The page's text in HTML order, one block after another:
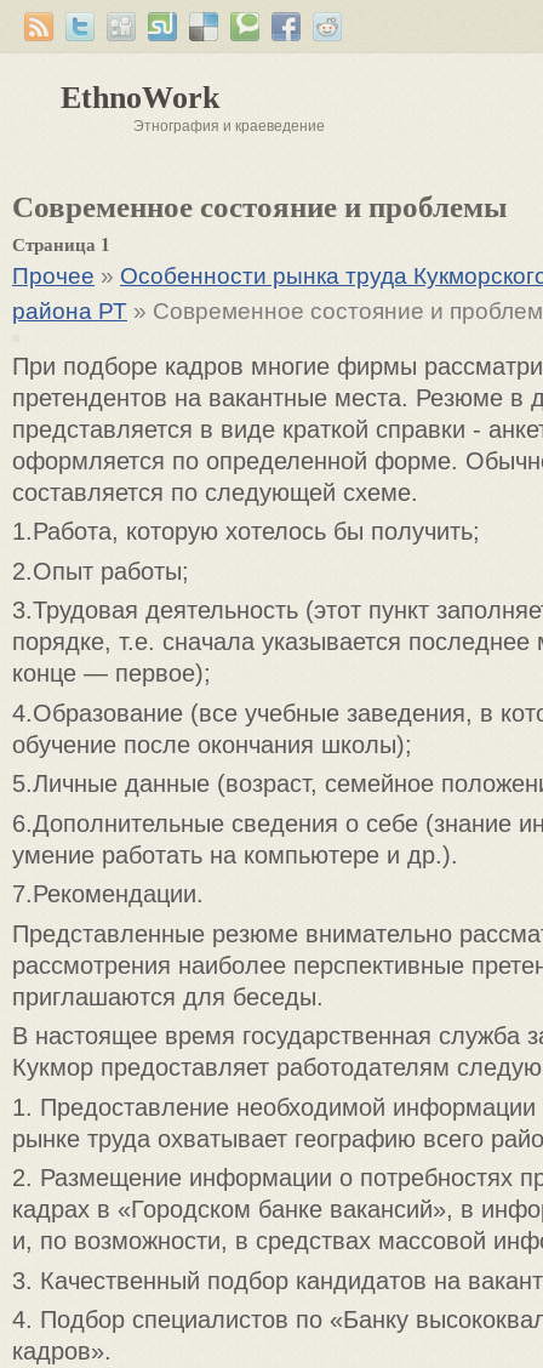
EthnoWork
Этнография и краеведение
Современное состояние и проблемы
Страница 1
Прочее » Особенности рынка труда
района РТ » Современное состояние и
При подборе кадров многие фирмы
претендентов на вакантные места. Резюме в
представляется в виде краткой справки -
оформляется по определенной форме.
составляется по следующей схеме.
1.Работа, которую хотелось бы получить;
2.Опыт работы;
3.Трудовая деятельность (этот пункт
порядке, т.е. сначала указывается
конце — первое);
4.Образование (все учебные заведения, в
обучение после окончания школы);
5.Личные данные (возраст, семейное
6.Дополнительные сведения о себе (знание
умение работать на компьютере и др.).
7.Рекомендации.
Представленные резюме внимательно
рассмотрения наиболее перспективные
приглашаются для беседы.
В настоящее время государственная служба
Кукмор предоставляет работодателям
1. Предоставление необходимой информации
рынке труда охватывает географию всего
2. Размещение информации о потребностях
кадрах в «Городском банке вакансий», в
и, по возможности, в средствах массовой
3. Качественный подбор кандидатов на
4. Подбор специалистов по «Банку
кадров».